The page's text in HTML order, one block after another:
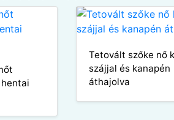
Tetovált szőke nő
szájjal és kanapén
áthajolva